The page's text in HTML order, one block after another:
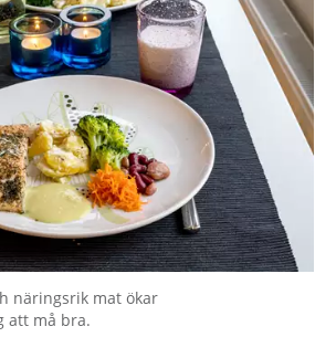
näringsrik mat ökar
att må bra.